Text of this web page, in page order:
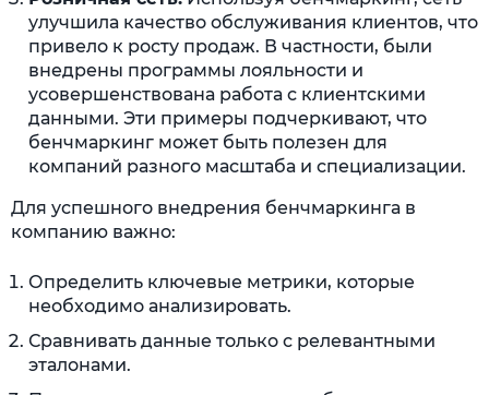
улучшила качество обслуживания клиентов, что
привело к росту продаж. В частности, были
внедрены программы лояльности и
усовершенствована работа с клиентскими
данными. Эти примеры подчеркивают, что
бенчмаркинг может быть полезен для
компаний разного масштаба и специализации.
Для успешного внедрения бенчмаркинга в
компанию важно:
Определить ключевые метрики, которые
необходимо анализировать.
Сравнивать данные только с релевантными
эталонами.